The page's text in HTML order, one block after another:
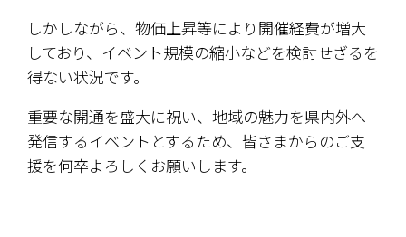
しかしながら、物価上昇等により開催経費が増大
しており、イベント規模の縮小などを検討せざるを
得ない状況です。
重要な開通を盛大に祝い、地域の魅力を県内外へ
発信するイベントとするため、皆さまからのご支
援を何卒よろしくお願いします。